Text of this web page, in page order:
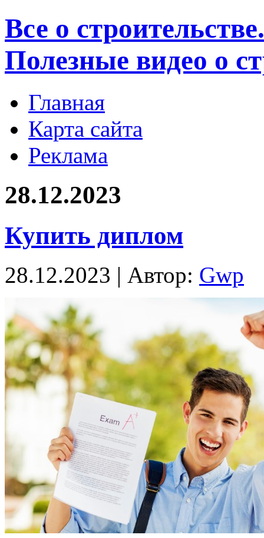
Все о
Полезные видео о
Главная
Карта сайта
Реклама
28.12.2023
Купить диплом
28.12.2023 | Автор: Gwp